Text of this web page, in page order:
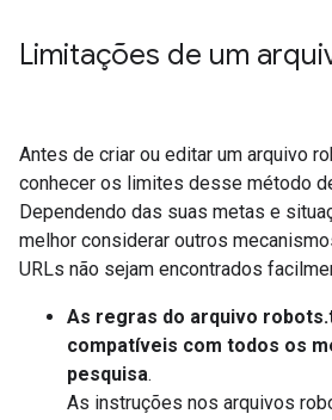
Limitações de um
Antes de criar ou editar um arquivo
conhecer os limites desse método
Dependendo das suas metas e
melhor considerar outros
URLs não sejam encontrados
As regras do arquivo
compatíveis com todos os
pesquisa.
As instruções nos arquivos